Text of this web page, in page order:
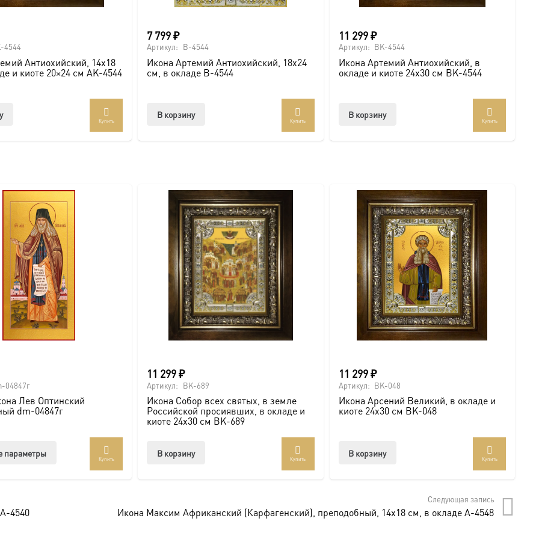
по всей России. Возможно изготовление под заказ в нужном вам размере. Дарите с глубоким смыслом!
больше уникальных работ:
https://vk.com/ikonaspas
Купить икону Артемий Антиохийский, 14х18 см, в окладе A-
4544
Антиохийский, 14х18
и киоте 20×24 см AK-4544
Купить
7 799₽
Артикул: B-4544
Икона Артемий Антиохийский, 18х24
см, в окладе B-4544
В корзину
Купить
11 299₽
Артикул: BK-4544
Икона Артемий Антиохийский, в
окладе и киоте 24х30 см BK-4544
В корзину
Купить
04847г
Лев Оптинский
dm-04847г
параметры
Купить
11 299₽
Артикул: BK-689
Икона Собор всех святых, в земле
Российской просиявших, в окладе и
киоте 24х30 см BK-689
В корзину
Купить
11 299₽
Артикул: BK-048
Икона Арсений Великий, в окладе и
киоте 24х30 см BK-048
В корзину
Купить
4540
Следующая запись
Икона Максим Африканский (Карфагенский), преподобный, 14х18 см, в окладе A-4548